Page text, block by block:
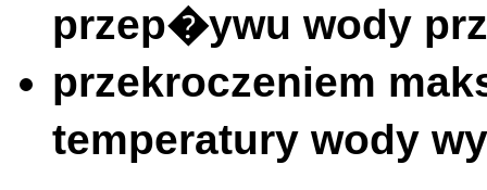
przep�ywu wody
przekroczeniem
temperatury wody